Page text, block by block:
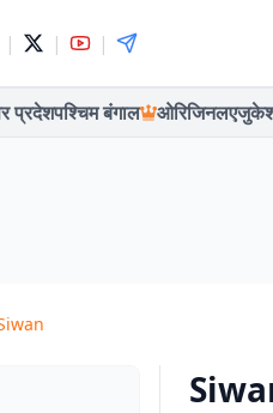
| | |
प्रदेशपश्चिम बंगाल ओरिजिनल